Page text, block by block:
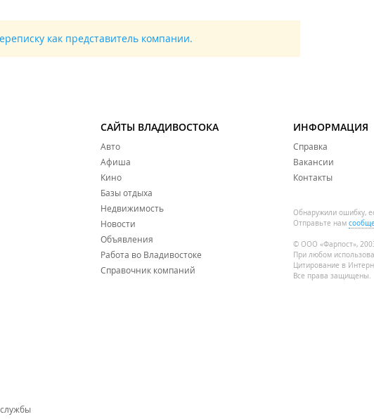
как представитель компании.
САЙТЫ ВЛАДИВОСТОКА
Авто
Афиша
Кино
Базы отдыха
Недвижимость
Новости
Объявления
Работа во Владивостоке
Справочник компаний
ИНФОРМАЦИЯ
Справка
Вакансии
Контакты
Обнаружили ошибку,
Отправьте нам
© ООО «Фарпост»,
При любом
Цитирование в
Все права защищены.